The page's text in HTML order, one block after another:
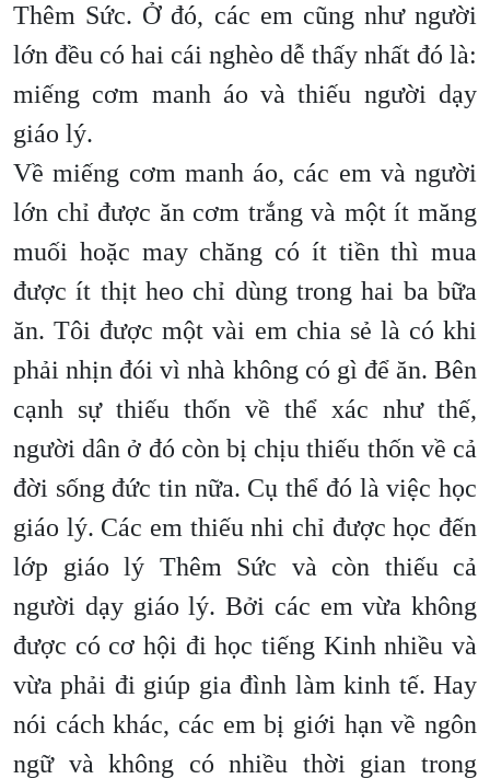
Thêm Sức. Ở đó, các em cũng như người
lớn đều có hai cái nghèo dễ thấy nhất đó là:
miếng cơm manh áo và thiếu người dạy
giáo lý.
Về miếng cơm manh áo, các em và người
lớn chỉ được ăn cơm trắng và một ít măng
muối hoặc may chăng có ít tiền thì mua
được ít thịt heo chỉ dùng trong hai ba bữa
ăn. Tôi được một vài em chia sẻ là có khi
phải nhịn đói vì nhà không có gì để ăn. Bên
cạnh sự thiếu thốn về thể xác như thế,
người dân ở đó còn bị chịu thiếu thốn về cả
đời sống đức tin nữa. Cụ thể đó là việc học
giáo lý. Các em thiếu nhi chỉ được học đến
lớp giáo lý Thêm Sức và còn thiếu cả
người dạy giáo lý. Bởi các em vừa không
được có cơ hội đi học tiếng Kinh nhiều và
vừa phải đi giúp gia đình làm kinh tế. Hay
nói cách khác, các em bị giới hạn về ngôn
ngữ và không có nhiều thời gian trong